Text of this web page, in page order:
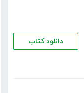
دانلود کتاب